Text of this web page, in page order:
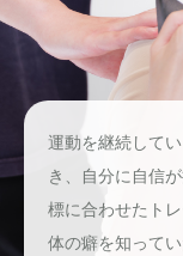
運動を継続して
き、自分に自信
標に合わせたト
体の癖を知って